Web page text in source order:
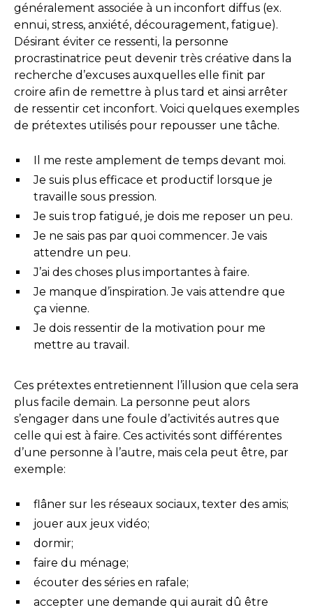
généralement associée à un inconfort diffus (ex.
ennui, stress, anxiété, découragement, fatigue).
Désirant éviter ce ressenti, la personne
procrastinatrice peut devenir très créative dans la
recherche d’excuses auxquelles elle finit par
croire afin de remettre à plus tard et ainsi arrêter
de ressentir cet inconfort. Voici quelques exemples
de prétextes utilisés pour repousser une tâche.
Il me reste amplement de temps devant moi.
Je suis plus efficace et productif lorsque je
travaille sous pression.
Je suis trop fatigué, je dois me reposer un peu.
Je ne sais pas par quoi commencer. Je vais
attendre un peu.
J’ai des choses plus importantes à faire.
Je manque d’inspiration. Je vais attendre que
ça vienne.
Je dois ressentir de la motivation pour me
mettre au travail.
Ces prétextes entretiennent l’illusion que cela sera
plus facile demain. La personne peut alors
s’engager dans une foule d’activités autres que
celle qui est à faire. Ces activités sont différentes
d’une personne à l’autre, mais cela peut être, par
exemple:
flâner sur les réseaux sociaux, texter des amis;
jouer aux jeux vidéo;
dormir;
faire du ménage;
écouter des séries en rafale;
accepter une demande qui aurait dû être